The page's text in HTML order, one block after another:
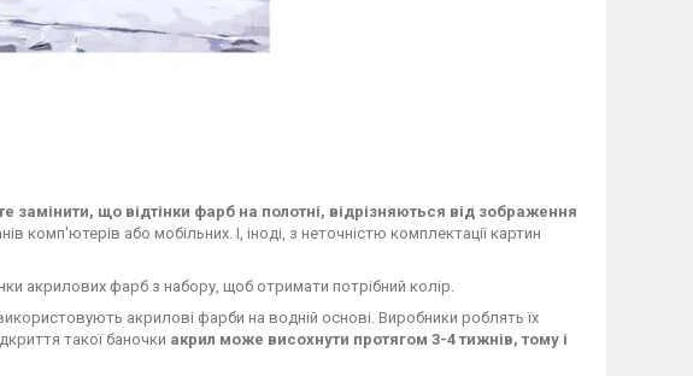
що відтінки фарб на полотні, відрізняються від зображення
комп'ютерів або мобільних. І, іноді, з неточністю комплектації картин
акрилових фарб з набору, щоб отримати потрібний колір.
акрилові фарби на водній основі. Виробники роблять їх
такої баночки акрил може висохнути протягом 3-4 тижнів, тому і